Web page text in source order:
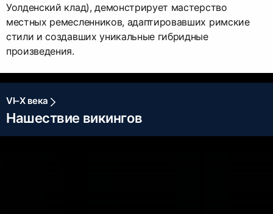
Уолденский клад), демонстрирует мастерство
местных ремесленников, адаптировавших римские
стили и создавших уникальные гибридные
произведения.
VI–X века
Нашествие викингов